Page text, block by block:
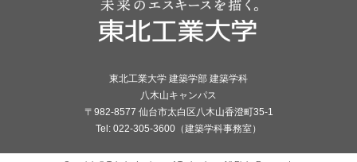
東北工業大学 建築学部 建築学科
八木山キャンパス
〒982-8577 仙台市太白区八木山香澄町35-1
Tel: 022-305-3600（建築学科事務室）